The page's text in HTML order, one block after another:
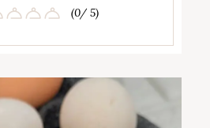
(0/ 5)